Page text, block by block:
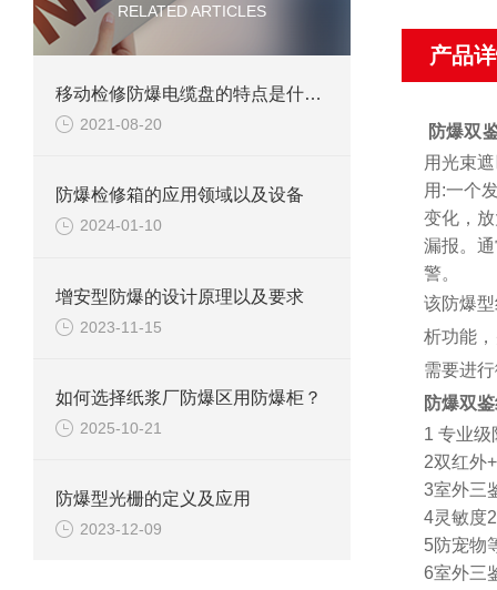
RELATED ARTICLES
移动检修防爆电缆盘的特点是什么？
2021-08-20
防爆检修箱的应用领域以及设备
2024-01-10
增安型防爆的设计原理以及要求
2023-11-15
如何选择纸浆厂防爆区用防爆柜？
2025-10-21
防爆型光栅的定义及应用
2023-12-09
产品
防爆双
用光束
用:一个
变化，
漏报。
警。
该防爆
析功能
需要进
防爆双
1 专业级
2双红外
3室外三
4灵敏度
5防宠物
6室外三